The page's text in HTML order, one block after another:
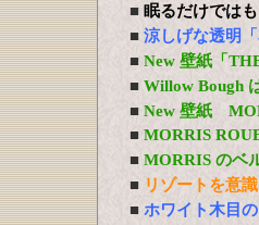
■ 眠るだけでは
■ 涼しげな透明
■ New 壁紙「
■ Willow Bough
■ New 壁紙
■ MORRIS
■ MORRIS のベ
■ リゾートを意
■ ホワイト木目